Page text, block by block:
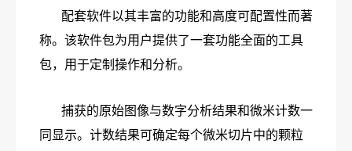
配套软件以其丰富的功能和高度可配置性而著
称。该软件包为用户提供了一套功能全面的工具
包，用于定制操作和分析。
捕获的原始图像与数字分析结果和微米计数一
同显示。计数结果可确定每个微米切片中的颗粒